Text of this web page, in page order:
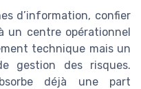
d’information, confier
un centre opérationnel
technique mais un
gestion des risques.
déjà une part